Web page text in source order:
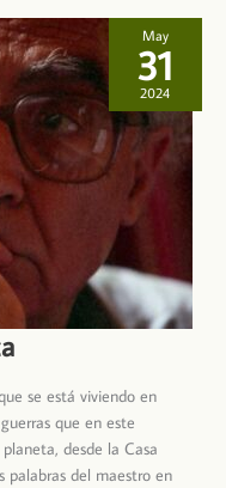
se está viviendo en
que en este
desde la Casa
palabras del maestro en
May
31
2024